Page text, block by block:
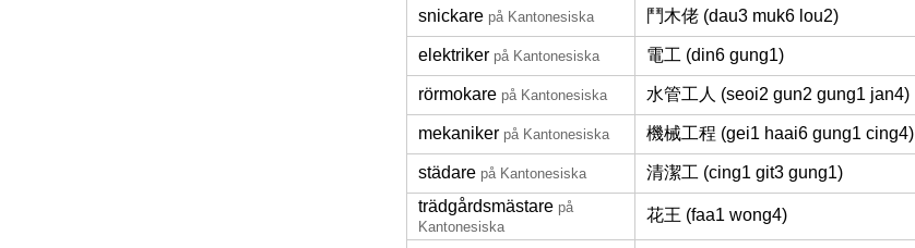
snickare på Kantonesiska 鬥木佬 (dau3 muk6 lou2)
elektriker på Kantonesiska 電工 (din6 gung1)
rörmokare på Kantonesiska 水管工人 (seoi2 gun2 gung1 jan4)
mekaniker på Kantonesiska 機械工程 (gei1 haai6 gung1 cing4)
städare på Kantonesiska
清潔工 (cing1 git3 gung1)
trädgårdsmästare på
Kantonesiska
花王 (faa1 wong4)